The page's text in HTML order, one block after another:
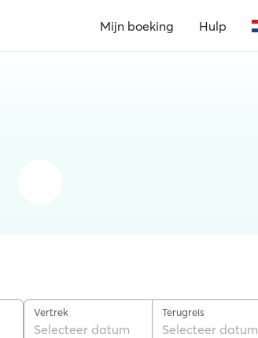
Mijn boeking Hulp
Vertrek
Selecteer datum
Terugreis
Selecteer datum